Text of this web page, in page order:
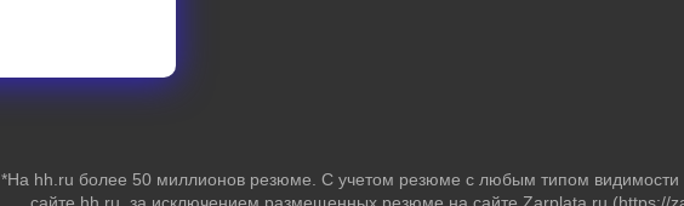
*На hh.ru более 50 миллионов резюме. С учетом резюме с любым типом